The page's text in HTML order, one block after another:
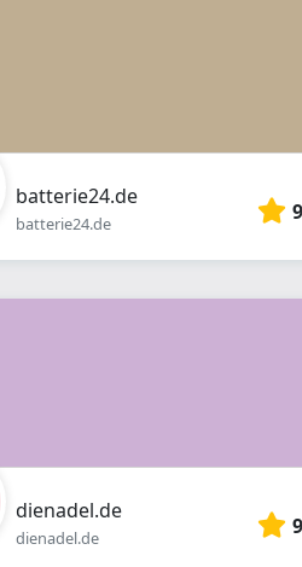
batterie24.de
batterie24.de
dienadel.de
dienadel.de